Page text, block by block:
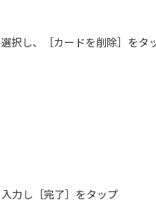
し、［カードを削除］をタ
力し［完了］をタップ